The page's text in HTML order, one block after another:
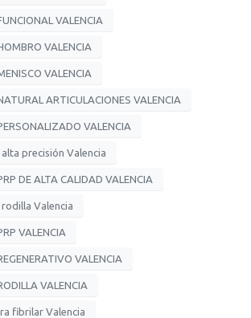
VALENCIA
VALENCIA
VALENCIA
ARTICULACIONES VALENCIA
VALENCIA
precisión Valencia
DE ALTA CALIDAD VALENCIA
Valencia
VALENCIA
VALENCIA
VALENCIA
fibrilar Valencia